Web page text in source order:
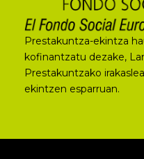
Prestakuntza-ekintza
kofinantzatu dezake,
Prestakuntzako
ekintzen esparruan.